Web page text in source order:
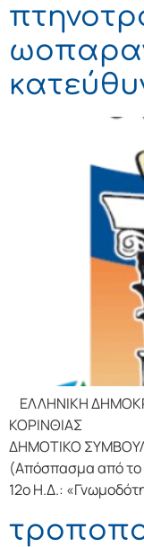
ΕΛΛΗΝΙΚΗ
ΔΗΜΟΤΙΚΟ
(Απόσπασμα από
12ο Η.Δ.: